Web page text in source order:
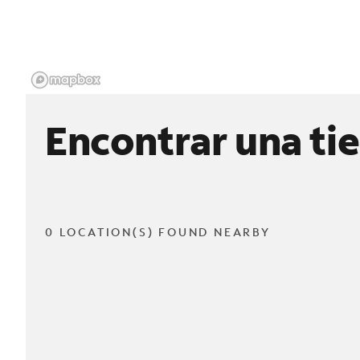
Encontrar una
0 LOCATION(S) FOUND NEARBY